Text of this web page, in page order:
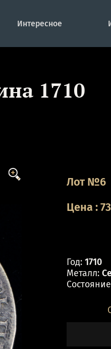
Интересное
1710
Лот №6
Цена:
Год: 1710
Металл: